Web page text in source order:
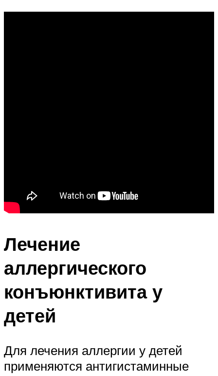
Лечение
аллергического
конъюнктивита у
детей
Для лечения аллергии у детей
применяются антигистаминные